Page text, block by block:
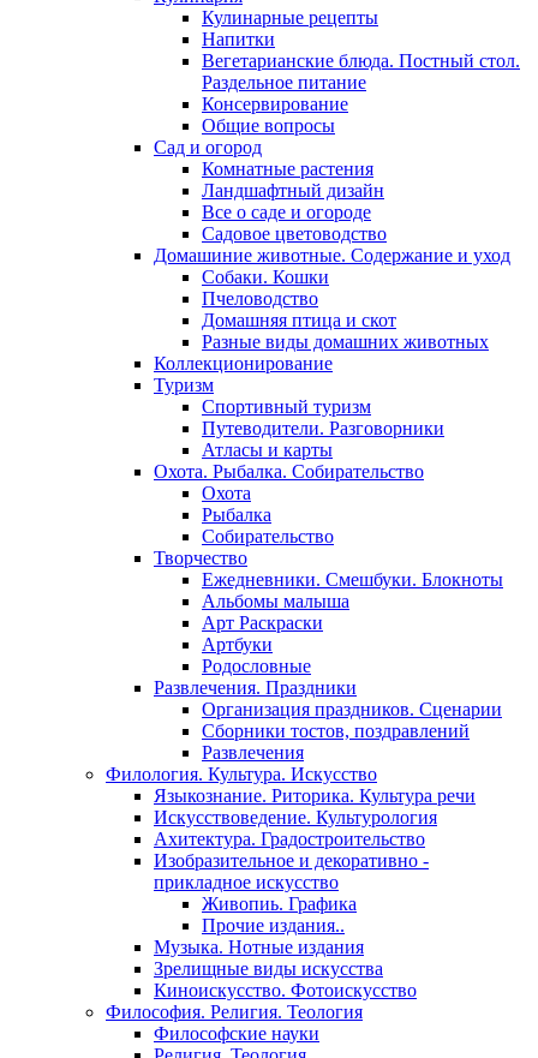
Кулинарные рецепты
Напитки
Вегетарианские блюда. Постный стол.
Раздельное питание
Консервирование
Общие вопросы
Сад и огород
Комнатные растения
Ландшафтный дизайн
Все о саде и огороде
Садовое цветоводство
Домашиние животные. Содержание и уход
Собаки. Кошки
Пчеловодство
Домашняя птица и скот
Разные виды домашних животных
Коллекционирование
Туризм
Спортивный туризм
Путеводители. Разговорники
Атласы и карты
Охота. Рыбалка. Собирательство
Охота
Рыбалка
Собирательство
Творчество
Ежедневники. Смешбуки. Блокноты
Альбомы малыша
Арт Раскраски
Артбуки
Родословные
Развлечения. Праздники
Организация праздников. Сценарии
Сборники тостов, поздравлений
Развлечения
Филология. Культура. Искусство
Языкознание. Риторика. Культура речи
Искусствоведение. Культурология
Ахитектура. Градостроительство
Изобразительное и декоративно -
прикладное искусство
Живопиь. Графика
Прочие издания..
Музыка. Нотные издания
Зрелищные виды искусства
Киноискусство. Фотоискусство
Философия. Религия. Теология
Философские науки